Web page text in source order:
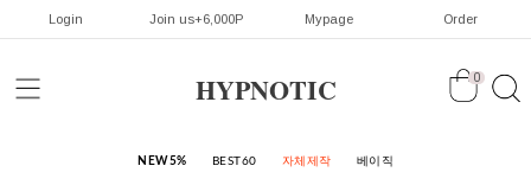
Login Join us+6,000P Mypage Order
HYPNOTIC 0
NEW5% BEST60 자체제작 베이직